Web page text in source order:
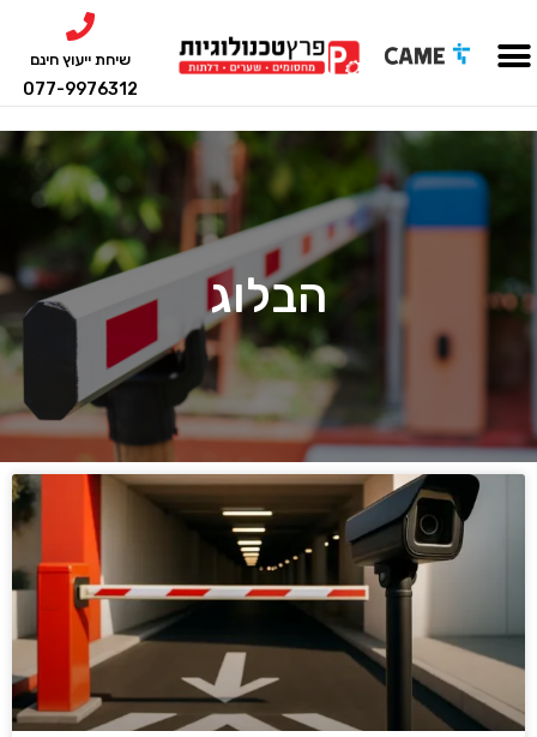
שיחת ייעוץ חינם
077-9976312
הבלוג